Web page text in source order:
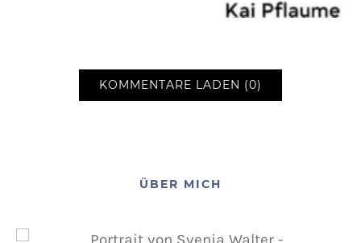
KOMMENTARE LADEN (0)
ÜBER MICH